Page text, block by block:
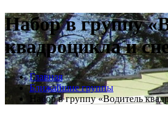
Набор в группу
квадроцикла и
Главная
Ближайшие группы
Набор в группу «Водитель